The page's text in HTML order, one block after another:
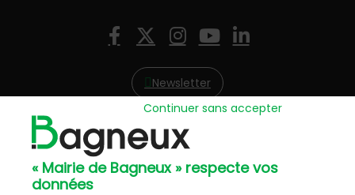
« Mairie de Bagneux » respecte vos
données
Continuer sans accepter
Facebook
X (Twitter)
Instagram
YouTube
LinkedIn
Newsletter
Hôtel de Ville
57, avenue Henri Ravera - 92220 Bagneux
01 42 31 60 00